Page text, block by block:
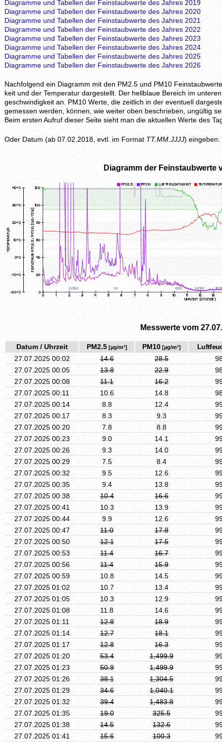
Diagramme und Tabellen der Feinstaubwerte des Jahres 2019
Diagramme und Tabellen der Feinstaubwerte des Jahres 2020
Diagramme und Tabellen der Feinstaubwerte des Jahres 2021
Diagramme und Tabellen der Feinstaubwerte des Jahres 2022
Diagramme und Tabellen der Feinstaubwerte des Jahres 2023
Diagramme und Tabellen der Feinstaubwerte des Jahres 2024
Diagramme und Tabellen der Feinstaubwerte des Jahres 2025
Diagramme und Tabellen der Feinstaubwerte des Jahres 2026
Nachfolgend ein Diagramm mit den PM2.5 und PM10
keit und der Temperatur dargestellt. Der hellblaue Bereich im
geschwindig­keit an. PM10 Werte, die zeitlich in der eventuell
gemessen werden, können, wie weiter oben beschrieben, ungültig
Beim ersten Aufruf dieser Seite sieht man die aktuellen Werte des
Oder Datum (ab 07.02.2018, evtl. im Format TT.MM.JJJJ) eingeben:
Diagramm der Feinstaubwerte
Messwerte vom
Datum / Uhrzeit PM2.5[µg/m³] PM10 [µg/m³]
27.07.2025 00:02
14.6 28.5
27.07.2025 00:05
13.8 22.9
27.07.2025 00:08
11.1 16.2
27.07.2025 00:11
10.6 14.8
27.07.2025 00:14
8.8 12.4
27.07.2025 00:17
8.3 9.3
27.07.2025 00:20
7.8 8.8
27.07.2025 00:23
9.0 14.1
27.07.2025 00:26
9.3 14.0
27.07.2025 00:29
7.5 8.4
27.07.2025 00:32
9.5 12.6
27.07.2025 00:35
9.4 13.8
27.07.2025 00:38
10.4 16.6
27.07.2025 00:41
10.3 13.9
27.07.2025 00:44
9.9 12.6
27.07.2025 00:47
11.0 17.8
27.07.2025 00:50
12.1 17.5
27.07.2025 00:53
11.4 16.7
27.07.2025 00:56
11.4 15.9
27.07.2025 00:59
10.8 14.5
27.07.2025 01:02
10.7 13.4
27.07.2025 01:05
10.3 12.9
27.07.2025 01:08
11.8 14.6
27.07.2025 01:11
12.8 18.9
27.07.2025 01:14
12.7 18.1
27.07.2025 01:17
12.8 16.3
27.07.2025 01:20
53.4 1,499.9
27.07.2025 01:23
50.9 1,499.9
27.07.2025 01:26
38.1 1,304.5
27.07.2025 01:29
34.6 1,040.1
27.07.2025 01:32
39.4 1,483.8
27.07.2025 01:35
19.0 325.5
27.07.2025 01:38
14.5 132.6
27.07.2025 01:41
15.6 100.3